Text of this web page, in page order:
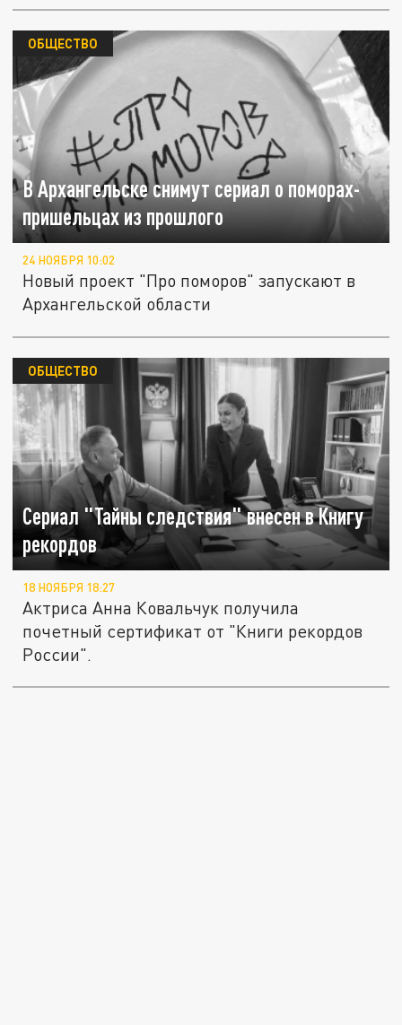
В Архангельске снимут сериал о поморах-
пришельцах из прошлого
ОБЩЕСТВО
24 НОЯБРЯ 10:02
Новый проект "Про поморов" запускают в
Архангельской области
Сериал "Тайны следствия" внесен в Книгу
рекордов
ОБЩЕСТВО
18 НОЯБРЯ 18:27
Актриса Анна Ковальчук получила
почетный сертификат от "Книги рекордов
России".